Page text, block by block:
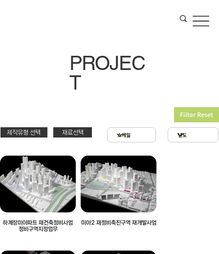
제작유형 선택 재료선택
Filter Reset
하계장미아파트 재건축정비사업
정비구역지정업무
미아2 재정비촉진구역 재개발사업
스치로폴 & 우드락
아크릴 & 3D 프린팅
확대모형
제작유형선택
PT
제출
현상
PROJEC
T